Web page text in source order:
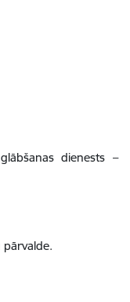
dienests –
pārvalde.